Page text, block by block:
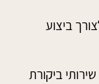
ביצוע
ביקורת